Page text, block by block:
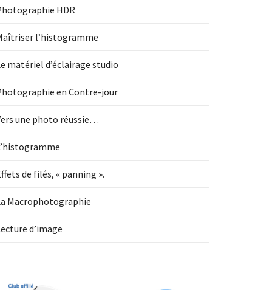
HDR
l’histogramme
matériel d’éclairage studio
en Contre-jour
une photo réussie…
de filés, « panning ».
Macrophotographie
d’image